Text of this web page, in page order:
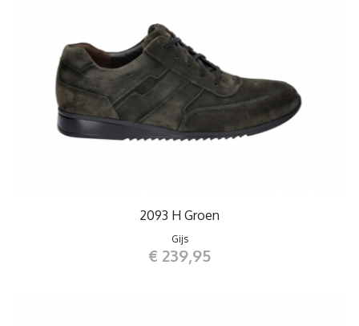
2093 H Groen
Gijs
€ 239,95